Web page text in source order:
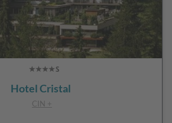
Hotel Cristal
CIN +